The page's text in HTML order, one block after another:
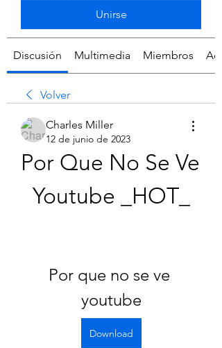
Unirse
Discusión Multimedia Miembros
Volver
Charles Miller
12 de junio de 2023
Por Que No Se Ve
Youtube _HOT_
Por que no se ve
youtube
Download